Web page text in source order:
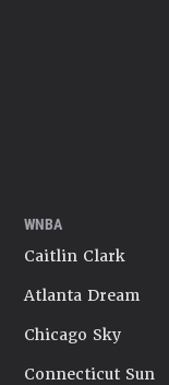
WNBA
Caitlin Clark
Atlanta Dream
Chicago Sky
Connecticut Sun